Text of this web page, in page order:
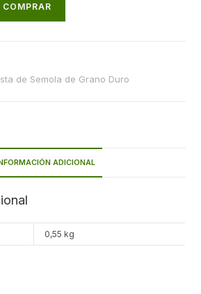
COMPRAR
de Semola de Grano Duro
ADICIONAL
0,55 kg